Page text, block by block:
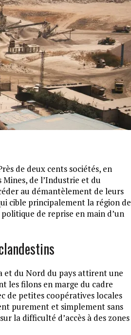
de deux cents sociétés, en
de l’Industrie et du
au démantèlement de leurs
cible principalement la région de
de reprise en main d’un
et du Nord du pays attirent une
les filons en marge du cadre
de petites coopératives locales
purement et simplement sans
la difficulté d’accès à des zones